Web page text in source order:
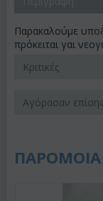
Παρακαλούμε
πρόκειται γαι
Κριτικές
Αγόρασαν επίσης